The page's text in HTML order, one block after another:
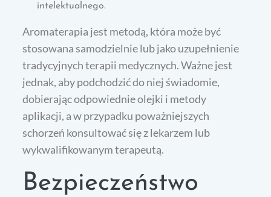
intelektualnego.
Aromaterapia jest metodą, która może być
stosowana samodzielnie lub jako uzupełnienie
tradycyjnych terapii medycznych. Ważne jest
jednak, aby podchodzić do niej świadomie,
dobierając odpowiednie olejki i metody
aplikacji, a w przypadku poważniejszych
schorzeń konsultować się z lekarzem lub
wykwalifikowanym terapeutą.
Bezpieczeństwo